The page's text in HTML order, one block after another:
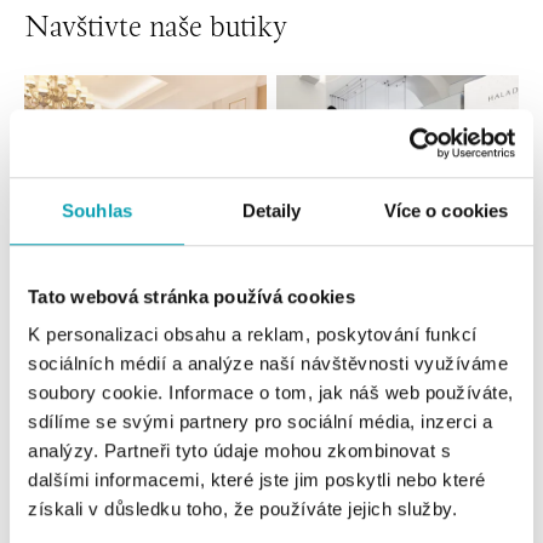
Souhlas Detaily Více o cookies
Tato webová stránka používá cookies
K personalizaci obsahu a reklam, poskytování funkcí
sociálních médií a analýze naší návštěvnosti využíváme
soubory cookie. Informace o tom, jak náš web používáte,
sdílíme se svými partnery pro sociální média, inzerci a
analýzy. Partneři tyto údaje mohou zkombinovat s
dalšími informacemi, které jste jim poskytli nebo které
získali v důsledku toho, že používáte jejich služby.
Navštivte naše butiky
Všechny Česko Slovensko
HALADA Pařížská, Praha
Pařížská 7, 110 00 Praha 1
tel.: +420724986111
zítra otevřeno od 10:00